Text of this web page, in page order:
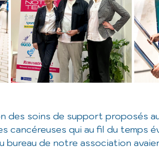
des soins de support proposés
cancéreuses qui au fil du temps
bureau de notre association